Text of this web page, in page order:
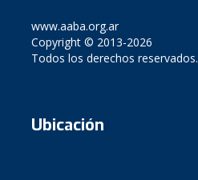
www.aaba.org.ar
Copyright © 2013-2026
Todos los derechos reservados.
Ubicación